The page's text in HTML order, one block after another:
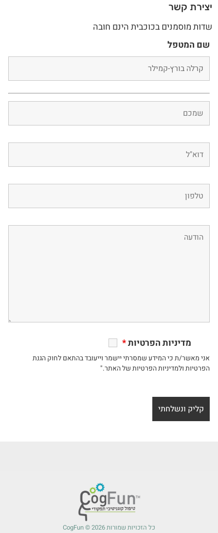
יצירת קשר
שדות מוסמנים בכוכבית הינם חובה
שם המטפל
מדיניות הפרטיות*
אני מאשר/ת כי המידע שמסרתי יישמר וייעובד בהתאם לחוק הגנת
הפרטיות ולמדיניות הפרטיות של האתר."
כל הזכויות שמורות 2026 © CogFun